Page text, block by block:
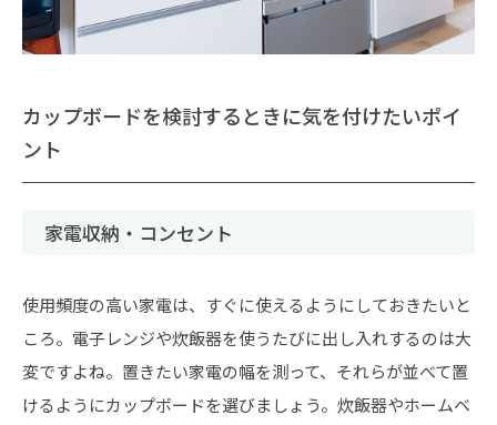
カップボードを検討するときに気を付けたいポイ
ント
家電収納・コンセント
使用頻度の高い家電は、すぐに使えるようにしておきたいと
ころ。電子レンジや炊飯器を使うたびに出し入れするのは大
変ですよね。置きたい家電の幅を測って、それらが並べて置
けるようにカップボードを選びましょう。炊飯器やホームベ